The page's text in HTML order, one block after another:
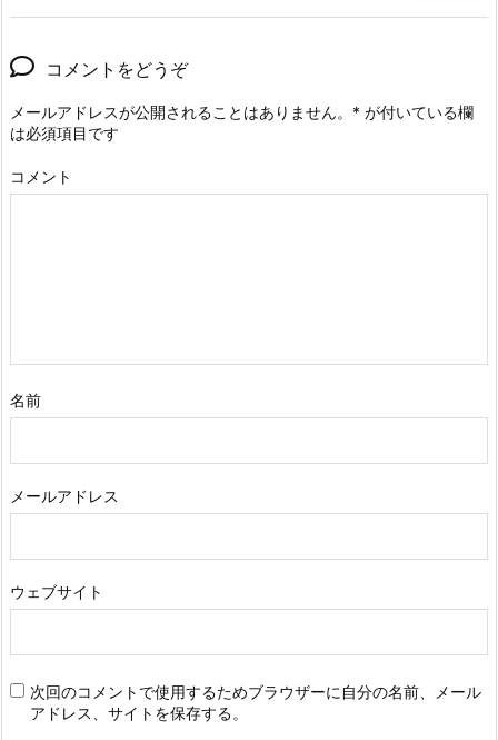
コメントをどうぞ
メールアドレスが公開されることはありません。 * が付いている欄
は必須項目です
コメント
名前
メールアドレス
ウェブサイト
次回のコメントで使用するためブラウザーに自分の名前、メール
アドレス、サイトを保存する。